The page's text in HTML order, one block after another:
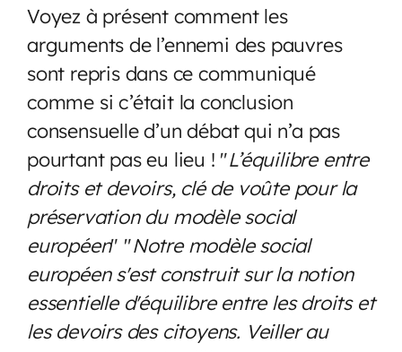
Voyez à présent comment les
arguments de l’ennemi des pauvres
sont repris dans ce communiqué
comme si c’était la conclusion
consensuelle d’un débat qui n’a pas
pourtant pas eu lieu ! "L’équilibre entre
droits et devoirs, clé de voûte pour la
préservation du modèle social
européen" "Notre modèle social
européen s'est construit sur la notion
essentielle d'équilibre entre les droits et
les devoirs des citoyens. Veiller au